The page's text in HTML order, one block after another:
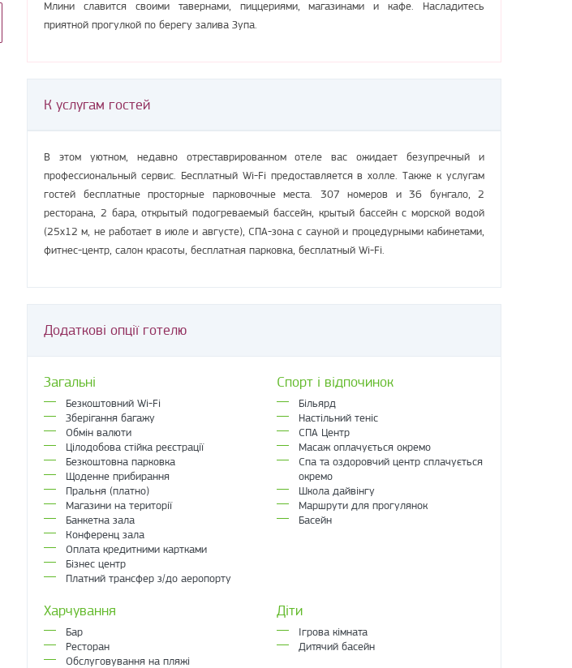
Млини славится своими тавернами, пиццериями, магазинами и кафе. Насладитесь
приятной прогулкой по берегу залива Зупа.
К услугам гостей
В этом уютном, недавно отреставрированном отеле вас ожидает безупречный и
профессиональный сервис. Бесплатный Wi-Fi предоставляется в холле. Также к услугам
гостей бесплатные просторные парковочные места. 307 номеров и 36 бунгало, 2
ресторана, 2 бара, открытый подогреваемый бассейн, крытый бассейн с морской водой
(25x12 м, не работает в июле и августе), СПА-зона с сауной и процедурными кабинетами,
фитнес-центр, салон красоты, бесплатная парковка, бесплатный Wi-Fi.
Додаткові опції готелю
Загальні
Безкоштовний Wi-Fi
Зберігання багажу
Обмін валюти
Цілодобова стійка реєстрації
Безкоштовна парковка
Щоденне прибирання
Пральня (платно)
Магазини на території
Банкетна зала
Конференц зала
Оплата кредитними картками
Бізнес центр
Платний трансфер з/до аеропорту
Спорт і відпочинок
Більярд
Настільний теніс
СПА Центр
Масаж оплачується окремо
Спа та оздоровчий центр сплачується
окремо
Школа дайвінгу
Маршрути для прогулянок
Басейн
Харчування
Бар
Ресторан
Обслуговування на пляжі
Діти
Ігрова кімната
Дитячий басейн